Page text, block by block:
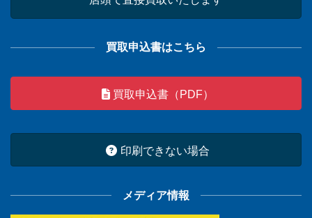
買取申込書はこちら
買取申込書（PDF）
印刷できない場合
メディア情報